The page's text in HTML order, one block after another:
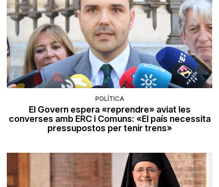
POLÍTICA
El Govern espera «reprendre» aviat les
converses amb ERC i Comuns: «El país necessita
pressupostos per tenir trens»